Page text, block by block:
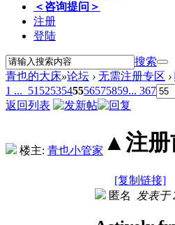
＜咨询提问＞
注册
登陆
搜索
青也的大床»论坛 › 无需注册专区 ›
1 ... 51 5253545556575859... 367
返回列表
楼主: 青也小管家 ▲注册
[复制链接]
匿名 发表于